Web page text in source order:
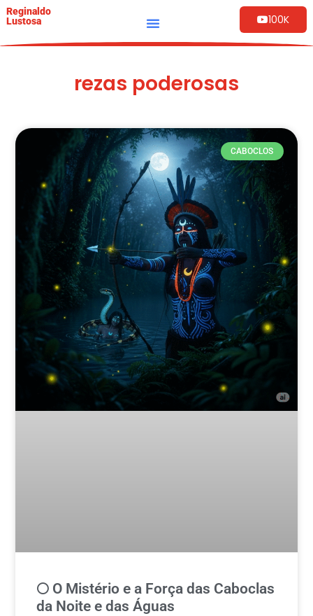
Reginaldo
Lustosa
100K
rezas poderosas
CABOCLOS
🌕 O Mistério e a Força das Caboclas
da Noite e das Águas